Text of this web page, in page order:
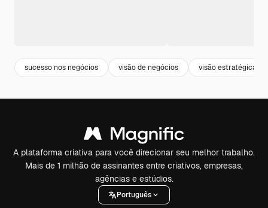
sucesso nos negócios visão de negócios visão estratégica
A plataforma criativa para você direcionar seu melhor trabalho.
Mais de 1 milhão de assinantes entre criativos, empresas,
agências e estúdios.
Português